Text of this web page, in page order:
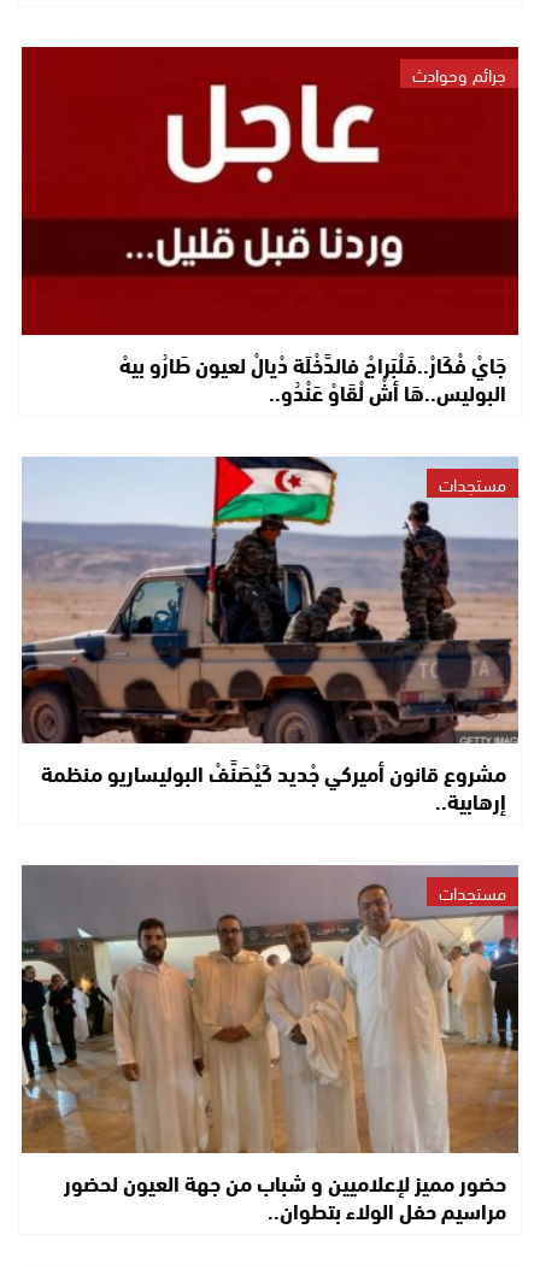
جرائم وحوادث
جَايْ فْكَارْ..فَلْبَراجْ فالدَّخْلَة دْيالْ لعيون طَارُو بيهْ
البوليس..هَا أشْ لْقَاوْ عَنْدُو..
مستجدات
مشروع قانون أميركي جْديد كَيْصَنَّفْ البوليساريو منظمة
إرهابية..
مستجدات
حضور مميز لإعلاميين و شباب من جهة العيون لحضور
مراسيم حفل الولاء بتطوان..